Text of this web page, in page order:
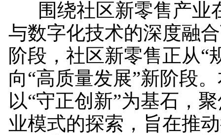
围绕社区新零售产业
与数字化技术的深度融
阶段，社区新零售正从“
向“高质量发展”新阶段
以“守正创新”为基石，
业模式的探索，旨在推